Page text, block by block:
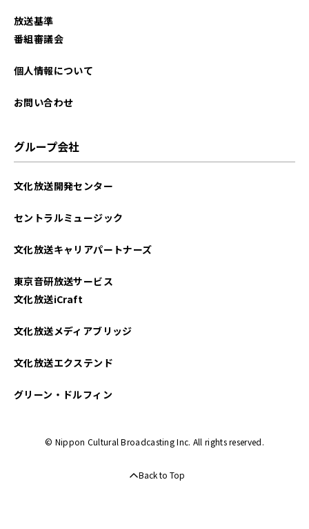
放送基準
番組審議会
個人情報について
お問い合わせ
グループ会社
文化放送開発センター
セントラルミュージック
文化放送キャリアパートナーズ
東京音研放送サービス
文化放送iCraft
文化放送メディアブリッジ
文化放送エクステンド
グリーン・ドルフィン
© Nippon Cultural Broadcasting Inc. All rights reserved.
Back to Top